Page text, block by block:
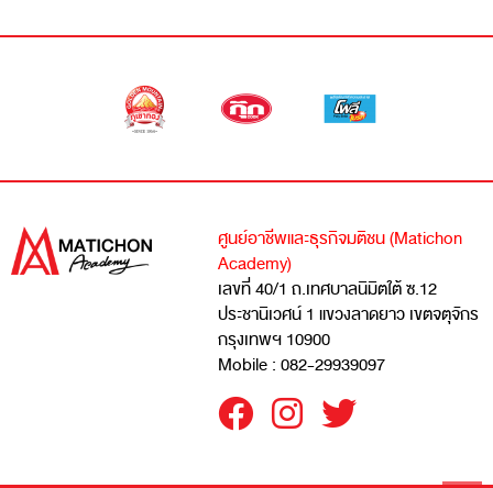
ศูนย์อาชีพและธุรกิจมติชน (Matichon
Academy)
เลขที่ 40/1 ถ.เทศบาลนิมิตใต้ ซ.12
ประชานิเวศน์ 1 แขวงลาดยาว เขตจตุจักร
กรุงเทพฯ 10900
Mobile : 082-29939097